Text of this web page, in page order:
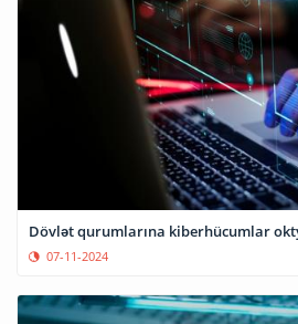
Dövlət qurumlarına kiberhücumlar
07-11-2024